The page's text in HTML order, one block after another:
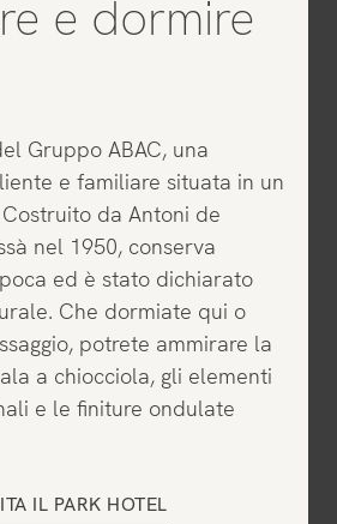
e dormire
Gruppo ABAC, una
e familiare situata in un
da Antoni de
nel 1950, conserva
ed è stato dichiarato
Che dormiate qui o
potrete ammirare la
a chiocciola, gli elementi
e le finiture ondulate
IL PARK HOTEL